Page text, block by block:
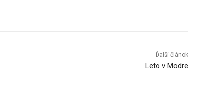
Ďalší článok
Leto v Modre